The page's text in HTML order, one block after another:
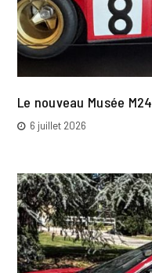
Le nouveau Musée M24
6 juillet 2026